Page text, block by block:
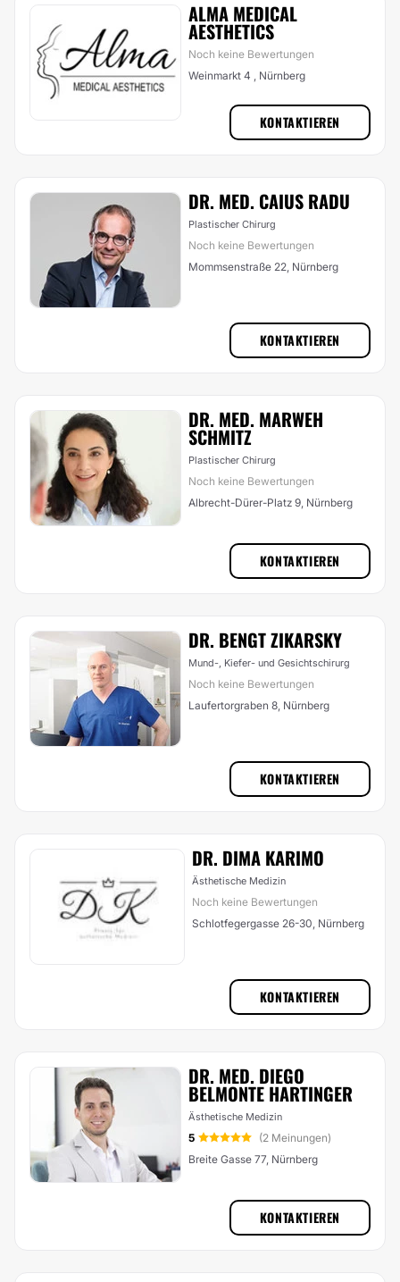
ALMA MEDICAL
AESTHETICS
Noch keine Bewertungen
Weinmarkt 4 , Nürnberg
KONTAKTIEREN
DR. MED. CAIUS RADU
Plastischer Chirurg
Noch keine Bewertungen
Mommsenstraße 22, Nürnberg
KONTAKTIEREN
DR. MED. MARWEH
SCHMITZ
Plastischer Chirurg
Noch keine Bewertungen
Albrecht-Dürer-Platz 9, Nürnberg
KONTAKTIEREN
DR. BENGT ZIKARSKY
Mund-, Kiefer- und Gesichtschirurg
Noch keine Bewertungen
Laufertorgraben 8, Nürnberg
KONTAKTIEREN
DR. DIMA KARIMO
Ästhetische Medizin
Noch keine Bewertungen
Schlotfegergasse 26-30, Nürnberg
KONTAKTIEREN
DR. MED. DIEGO
BELMONTE HARTINGER
Ästhetische Medizin
5
(2 Meinungen)
Breite Gasse 77, Nürnberg
KONTAKTIEREN